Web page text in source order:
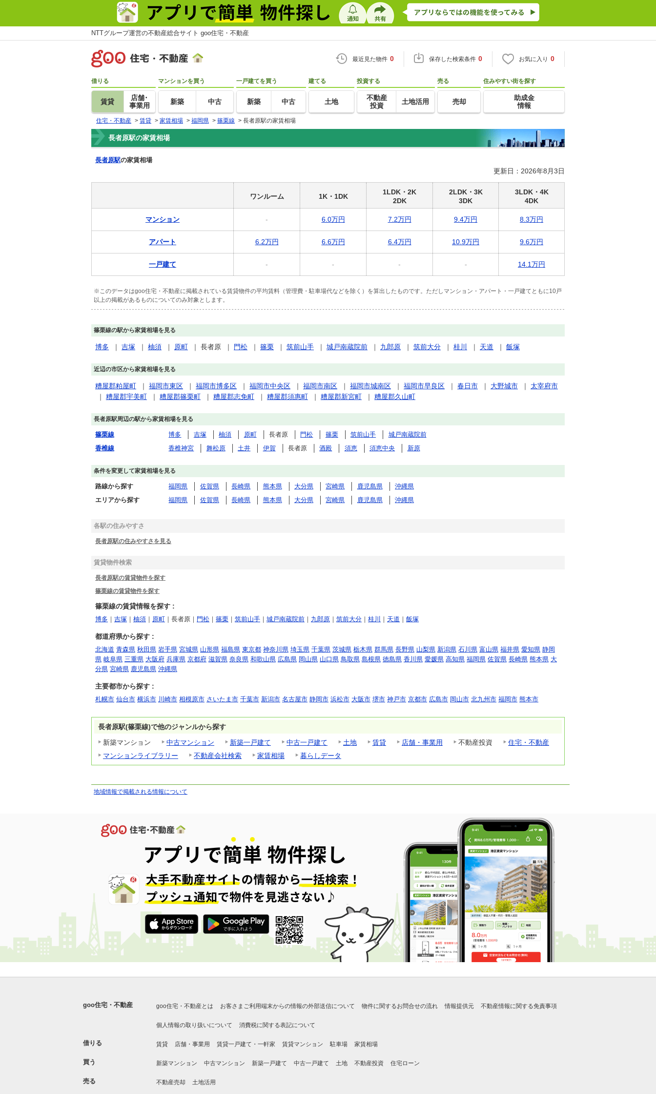
NTTグループ運営の不動産総合サイト goo住宅・不動産
最近見た物件 0 保存した検索条件 0 お気に入り 0
借りる
賃貸
店舗･
事業用
マンションを買う
新築 中古
一戸建てを買う
新築 中古
建てる
土地
投資する
不動産
投資
土地活用
売る
売却
住みやすい街を探す
助成金
情報
住宅・不動産 > 賃貸 > 家賃相場 > 福岡県 > 篠栗線 > 長者原駅の家賃相場
長者原駅の家賃相場
長者原駅の家賃相場
更新日：2026年8月3日
ワンルーム 1K・1DK
1LDK・2K
2DK
2LDK・3K
3DK
3LDK・4K
4DK
マンション - 6.0万円 7.2万円 9.4万円 8.3万円
アパート 6.2万円 6.6万円 6.4万円 10.9万円 9.6万円
一戸建て - - - - 14.1万円
※このデータはgoo住宅・不動産に掲載されている賃貸物件の平均賃料（管理費・駐車場代などを除く）を算出したものです。ただしマンション・アパート・一戸建てともに10戸
以上の掲載があるものについてのみ対象とします。
篠栗線の駅から家賃相場を見る
博多 ｜ 吉塚 ｜ 柚須 ｜ 原町 ｜ 長者原 ｜ 門松 ｜ 篠栗 ｜ 筑前山手 ｜ 城戸南蔵院前 ｜ 九郎原 ｜ 筑前大分 ｜ 桂川 ｜ 天道 ｜ 飯塚
近辺の市区から家賃相場を見る
糟屋郡粕屋町 ｜ 福岡市東区 ｜ 福岡市博多区 ｜ 福岡市中央区 ｜ 福岡市南区 ｜ 福岡市城南区 ｜ 福岡市早良区 ｜ 春日市 ｜ 大野城市 ｜ 太宰府市
｜ 糟屋郡宇美町 ｜ 糟屋郡篠栗町 ｜ 糟屋郡志免町 ｜ 糟屋郡須惠町 ｜ 糟屋郡新宮町 ｜ 糟屋郡久山町
長者原駅周辺の駅から家賃相場を見る
篠栗線 博多 吉塚 柚須 原町 長者原 門松 篠栗 筑前山手
城戸南蔵院前
香椎線
香椎神宮 舞松原 土井 伊賀 長者原 酒殿 須恵 須恵中央 新原
条件を変更して家賃相場を見る
路線から探す 福岡県 佐賀県 長崎県 熊本県 大分県 宮崎県 鹿児島県
沖縄県
エリアから探す
福岡県 佐賀県 長崎県 熊本県 大分県 宮崎県 鹿児島県 沖縄県
各駅の住みやすさ
長者原駅の住みやすさを見る
賃貸物件検索
長者原駅の賃貸物件を探す
篠栗線の賃貸物件を探す
篠栗線の賃貸情報を探す :
博多 ｜ 吉塚 ｜ 柚須 ｜ 原町 ｜長者原｜ 門松 ｜ 篠栗 ｜ 筑前山手 ｜ 城戸南蔵院前 ｜ 九郎原 ｜ 筑前大分 ｜ 桂川 ｜ 天道 ｜ 飯塚
都道府県から探す :
北海道 青森県 秋田県 岩手県 宮城県 山形県 福島県 東京都 神奈川県 埼玉県 千葉県 茨城県 栃木県 群馬県 長野県 山梨県 新潟県 石川県 富山県 福井県 愛知県 静岡
県 岐阜県 三重県 大阪府 兵庫県 京都府 滋賀県 奈良県 和歌山県 広島県 岡山県 山口県 鳥取県 島根県 徳島県 香川県 愛媛県 高知県 福岡県 佐賀県 長崎県 熊本県 大
分県 宮崎県 鹿児島県 沖縄県
主要都市から探す :
札幌市 仙台市 横浜市 川崎市 相模原市 さいたま市 千葉市 新潟市 名古屋市 静岡市 浜松市 大阪市 堺市 神戸市 京都市 広島市 岡山市 北九州市 福岡市 熊本市
長者原駅(篠栗線)で他のジャンルから探す
新築マンション
中古マンション 新築一戸建て 中古一戸建て 土地 賃貸 店舗・事業用 不動産投資
住宅・不動産
マンションライブラリー
不動産会社検索 家賃相場 暮らしデータ
地域情報で掲載される情報について
goo住宅・不動産 goo住宅・不動産とは お客さまご利用端末からの情報の外部送信について 物件に関するお問合せの流れ 情報提供元 不動産情報に関する免責事項
個人情報の取り扱いについて 消費税に関する表記について
借りる 賃貸 店舗・事業用 賃貸一戸建て・一軒家 賃貸マンション 駐車場 家賃相場
買う 新築マンション 中古マンション 新築一戸建て 中古一戸建て 土地 不動産投資 住宅ローン
売る 不動産売却 土地活用